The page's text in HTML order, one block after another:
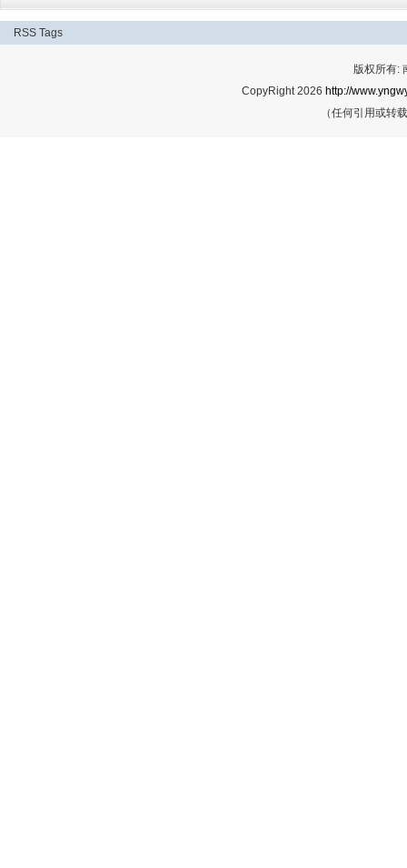
RSS Tags
版权所有:
CopyRight 2026 http://
（任何引用或转